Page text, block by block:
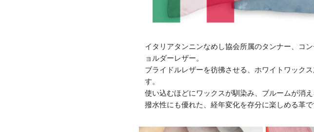
イタリアタンニンなめし協会所属のタンナー、コ
ョルダーレザー。
ブライドルレザーを彷彿させる、ホワイトワック
す。
使い込むほどにワックスが馴染み、ブルームが消
撥水性にも優れた、経年変化を存分に楽しめる革で